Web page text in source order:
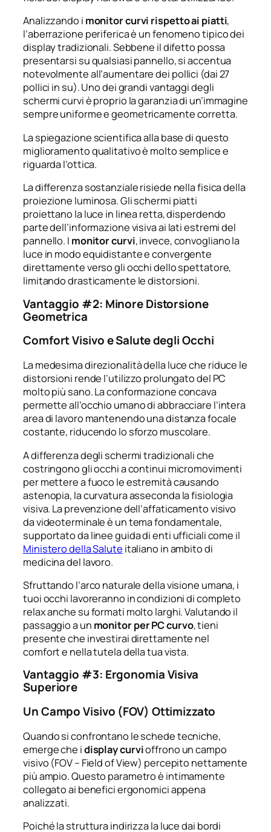
Analizzando i monitor curvi rispetto ai piatti,
l’aberrazione periferica è un fenomeno tipico dei
display tradizionali. Sebbene il difetto possa
presentarsi su qualsiasi pannello, si accentua
notevolmente all’aumentare dei pollici (dai 27
pollici in su). Uno dei grandi vantaggi degli
schermi curvi è proprio la garanzia di un’immagine
sempre uniforme e geometricamente corretta.
La spiegazione scientifica alla base di questo
miglioramento qualitativo è molto semplice e
riguarda l’ottica.
La differenza sostanziale risiede nella fisica della
proiezione luminosa. Gli schermi piatti
proiettano la luce in linea retta, disperdendo
parte dell’informazione visiva ai lati estremi del
pannello. I monitor curvi, invece, convogliano la
luce in modo equidistante e convergente
direttamente verso gli occhi dello spettatore,
limitando drasticamente le distorsioni.
Vantaggio #2: Minore Distorsione
Geometrica
Comfort Visivo e Salute degli Occhi
La medesima direzionalità della luce che riduce le
distorsioni rende l’utilizzo prolungato del PC
molto più sano. La conformazione concava
permette all’occhio umano di abbracciare l’intera
area di lavoro mantenendo una distanza focale
costante, riducendo lo sforzo muscolare.
A differenza degli schermi tradizionali che
costringono gli occhi a continui micromovimenti
per mettere a fuoco le estremità causando
astenopia, la curvatura asseconda la fisiologia
visiva. La prevenzione dell’affaticamento visivo
da videoterminale è un tema fondamentale,
supportato da linee guida di enti ufficiali come il
Ministero della Salute italiano in ambito di
medicina del lavoro.
Sfruttando l’arco naturale della visione umana, i
tuoi occhi lavoreranno in condizioni di completo
relax anche su formati molto larghi. Valutando il
passaggio a un monitor per PC curvo, tieni
presente che investirai direttamente nel
comfort e nella tutela della tua vista.
Vantaggio #3: Ergonomia Visiva
Superiore
Un Campo Visivo (FOV) Ottimizzato
Quando si confrontano le schede tecniche,
emerge che idisplay curvioffrono un campo
visivo (FOV – Field of View) percepito nettamente
più ampio. Questo parametro è intimamente
collegato ai benefici ergonomici appena
analizzati.
Poiché la struttura indirizza la luce dai bordi